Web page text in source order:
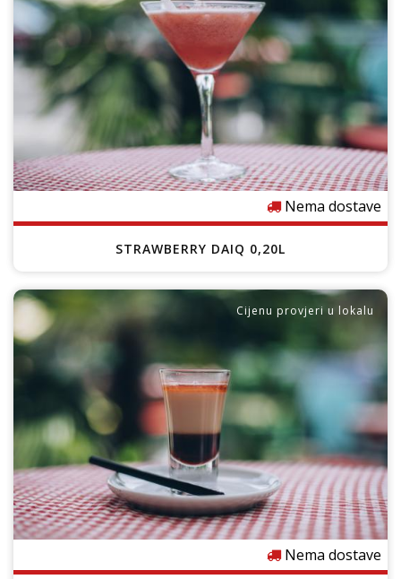
Nema dostave
STRAWBERRY DAIQ 0,20L
Cijenu provjeri u lokalu
Nema dostave